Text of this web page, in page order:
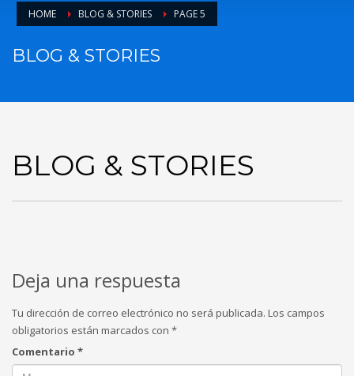
Account
Administración Financiera
Beauty Saloon
Ferias Inclusivas
GADM
Portfolio
Rnd. de Cuentas
SIL
Símbolos
Technology
HOME BLOG & STORIES PAGE 5
BLOG & STORIES
BLOG & STORIES
Deja una respuesta
Tu dirección de correo electrónico no será publicada. Los campos
obligatorios están marcados con *
Comentario *